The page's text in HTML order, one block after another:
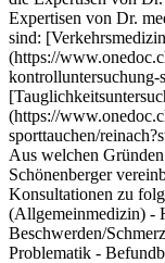
Expertisen von Dr.
sind:
(https://
kontrolluntersuchung-
(https://
sporttauchen/
Aus welchen
Schönenberger
Konsultationen zu
(Allgemeinmedizin) -
Beschwerden/
Problematik -